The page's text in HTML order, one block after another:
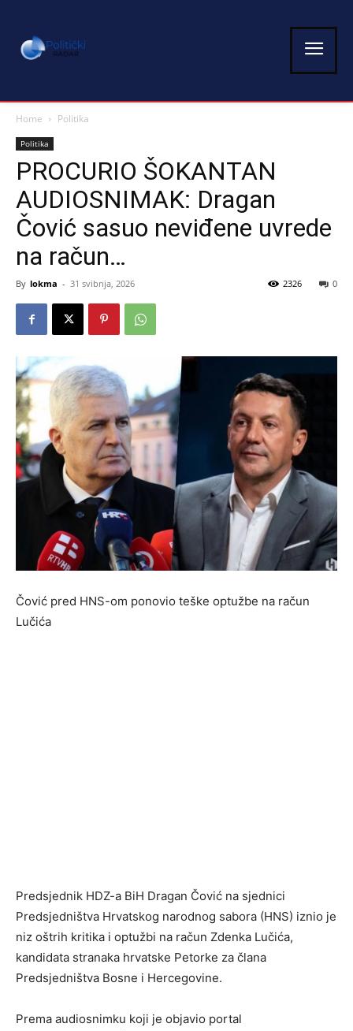
Home Politika
Politika
PROCURIO ŠOKANTAN
AUDIOSNIMAK: Dragan
Čović sasuo neviđene uvrede
na račun…
By lokma - 31 svibnja, 2026 0
2326
Čović pred HNS-om ponovio teške optužbe na račun
Lučića
Predsjednik HDZ-a BiH Dragan Čović na sjednici
Predsjedništva Hrvatskog narodnog sabora (HNS) iznio je
niz oštrih kritika i optužbi na račun Zdenka Lučića,
kandidata stranaka hrvatske Petorke za člana
Predsjedništva Bosne i Hercegovine.
Prema audiosnimku koji je objavio portal